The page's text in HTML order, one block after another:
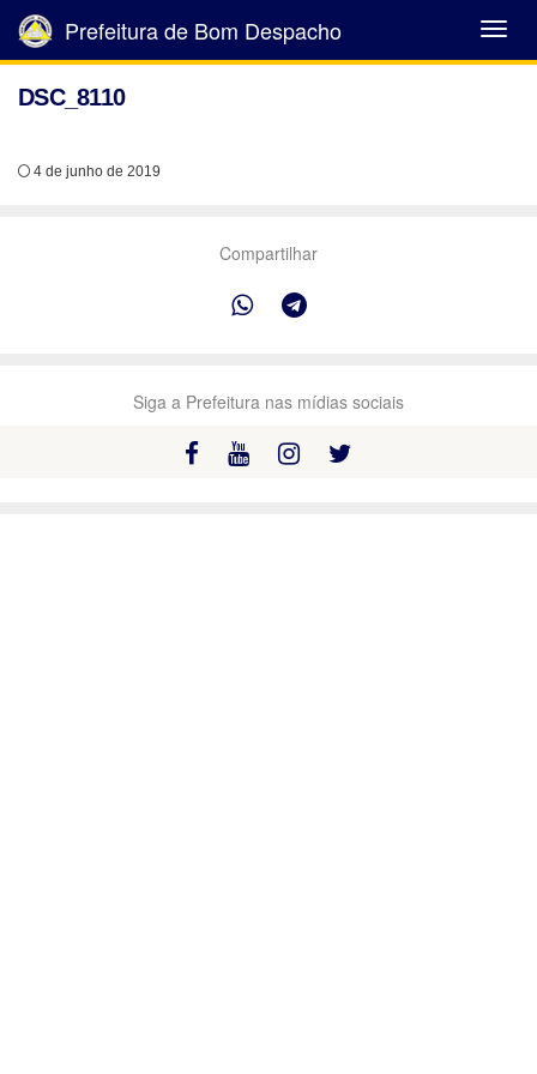
Abrir
Menu
Prefeitura de Bom Despacho
DSC_8110
4 de junho de 2019
Compartilhar
Siga a Prefeitura nas mídias sociais